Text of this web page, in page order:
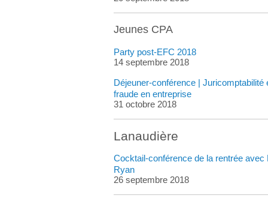
Jeunes CPA
Party post-EFC 2018
14 septembre 2018
Déjeuner-conférence | Juricomptabilité
fraude en entreprise
31 octobre 2018
Lanaudière
Cocktail-conférence de la rentrée avec
Ryan
26 septembre 2018